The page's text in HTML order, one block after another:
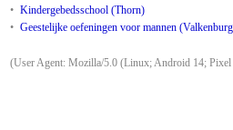
• Kindergebedsschool (Thorn)
• Geestelijke oefeningen voor mannen
(User Agent: Mozilla/5.0 (Linux; Android 14;